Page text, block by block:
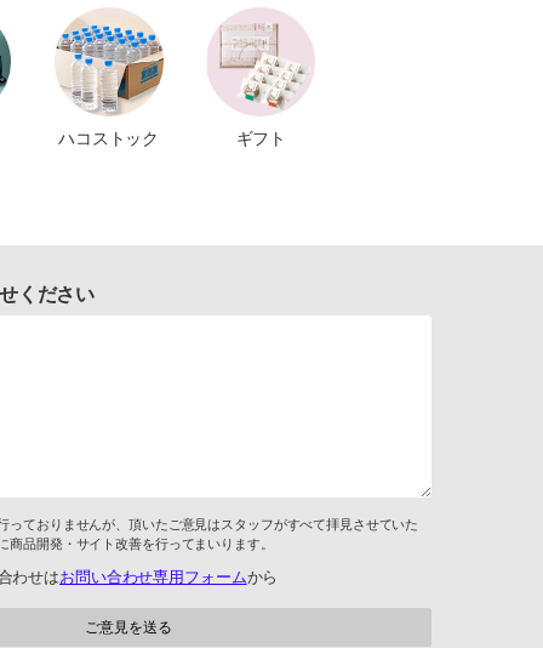
ハコストック ギフト
ください
っておりませんが、頂いたご意見はスタッフがすべて拝見させていた
商品開発・サイト改善を行ってまいります。
わせはお問い合わせ専用フォームから